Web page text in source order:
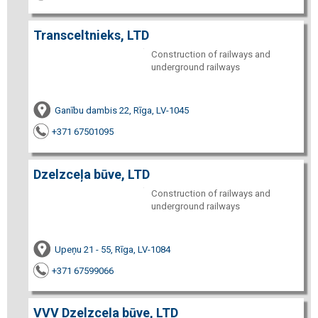
Transceltnieks, LTD
Construction of railways and
underground railways
Ganību dambis 22, Rīga, LV-1045
+371 67501095
Dzelzceļa būve, LTD
Construction of railways and
underground railways
Upeņu 21 - 55, Rīga, LV-1084
+371 67599066
VVV Dzelzceļa būve, LTD